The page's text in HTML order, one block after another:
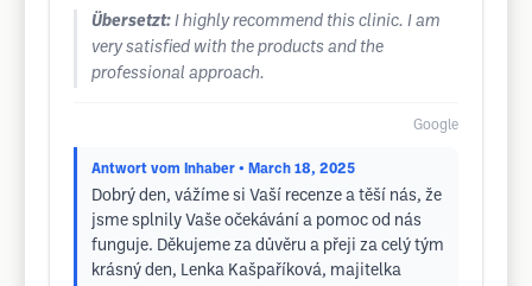
Übersetzt: I highly recommend this clinic. I am
very satisfied with the products and the
professional approach.
Google
Antwort vom Inhaber • March 18, 2025
Dobrý den, vážíme si Vaší recenze a těší nás, že
jsme splnily Vaše očekávání a pomoc od nás
funguje. Děkujeme za důvěru a přeji za celý tým
krásný den, Lenka Kašpaříková, majitelka